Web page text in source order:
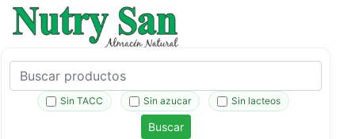
Sin TACC Sin azucar Sin lacteos
Buscar